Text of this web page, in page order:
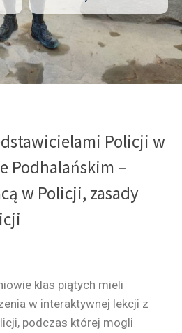
Policji w
Podhalańskim –
w Policji, zasady
klas piątych mieli
w interaktywnej lekcji z
podczas której mogli